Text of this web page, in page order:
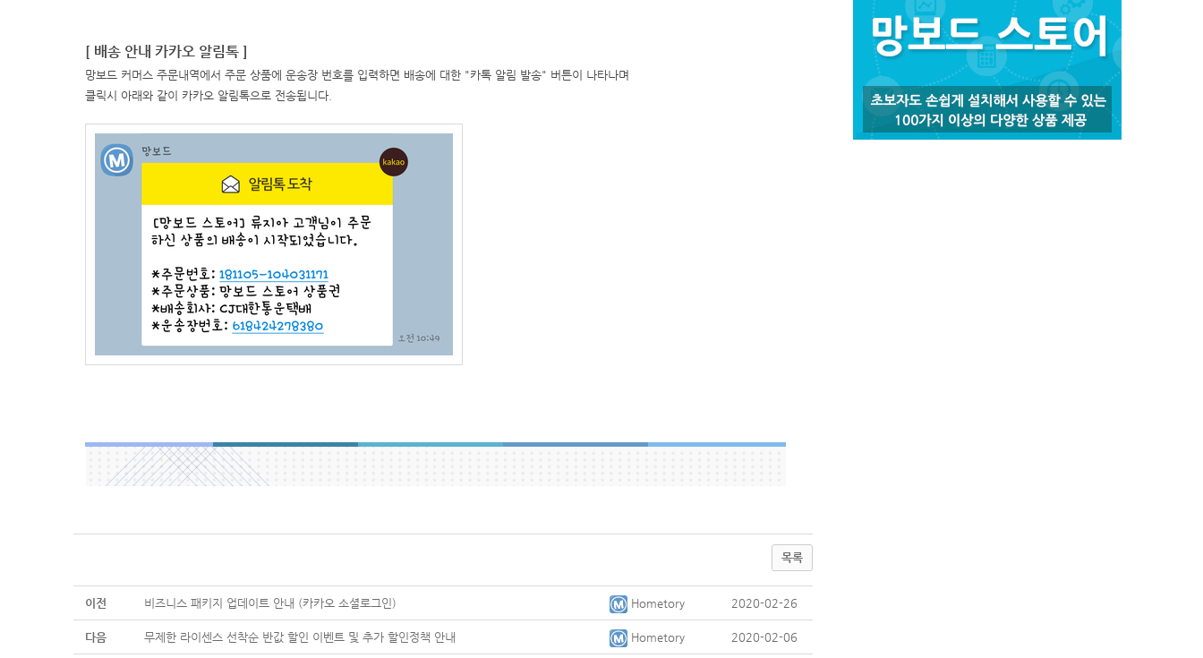
[ 배송 안내 카카오 알림톡 ]
망보드 커머스 주문내역에서 주문 상품에 운송장 번호를 입력하면 배송에 대한 "카톡 알림 발송" 버튼이 나타나며
클릭시 아래와 같이 카카오 알림톡으로 전송됩니다.
목록
이전 비즈니스 패키지 업데이트 안내 (카카오 소셜로그인) Hometory 2020-02-26
다음 무제한 라이센스 선착순 반값 할인 이벤트 및 추가 할인정책 안내 Hometory 2020-02-06